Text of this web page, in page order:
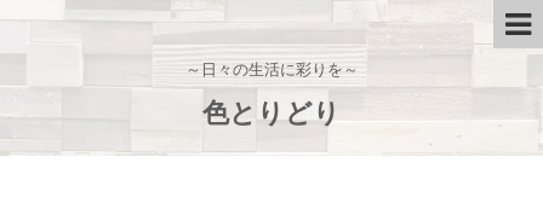
～日々の生活に彩りを～
色とりどり